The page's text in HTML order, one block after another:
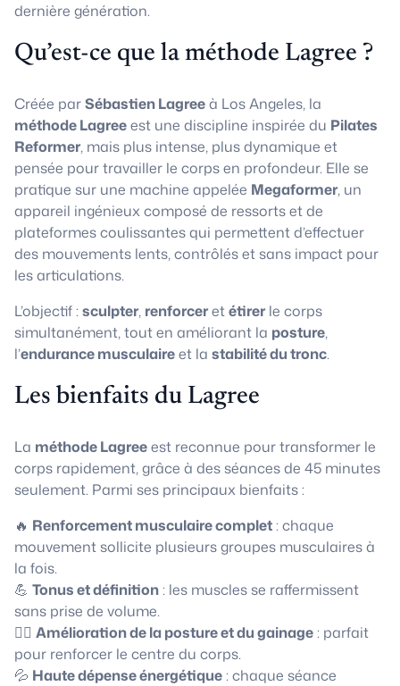
dernière génération.
Qu’est-ce que la méthode Lagree ?
Créée parSébastien Lagreeà Los Angeles, la
méthode Lagreeest une discipline inspirée du Pilates
Reformer, mais plus intense, plus dynamique et
pensée pour travailler le corps en profondeur. Elle se
pratique sur une machine appelée Megaformer, un
appareil ingénieux composé de ressorts et de
plateformes coulissantes qui permettent d’effectuer
des mouvements lents, contrôlés et sans impact pour
les articulations.
L’objectif :sculpter, renforceretétirerle corps
simultanément, tout en améliorant la posture,
l’endurance musculaireet la stabilité du tronc.
Les bienfaits du Lagree
La méthode Lagreeest reconnue pour transformer le
corps rapidement, grâce à des séances de 45 minutes
seulement. Parmi ses principaux bienfaits :
🔥 Renforcement musculaire complet: chaque
mouvement sollicite plusieurs groupes musculaires à
la fois.
💪 Tonus et définition: les muscles se raffermissent
sans prise de volume.
🧘‍♀️ Amélioration de la posture et du gainage: parfait
pour renforcer le centre du corps.
💦 Haute dépense énergétique: chaque séance